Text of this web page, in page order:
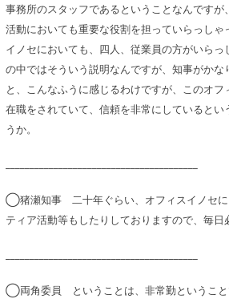
事務所のスタッフであるということなんですが
活動においても重要な役割を担っていらっしゃ
イノセにおいても、四人、従業員の方がいら
の中ではそういう説明なんですが、知事がかな
と、こんなふうに感じるわけですが、このオ
在職をされていて、信頼を非常にしているとい
うか。
◯猪瀬知事 二十年ぐらい、オフィスイノセに
ティア活動等もしたりしておりますので、毎日
◯両角委員 ということは、非常勤ということ